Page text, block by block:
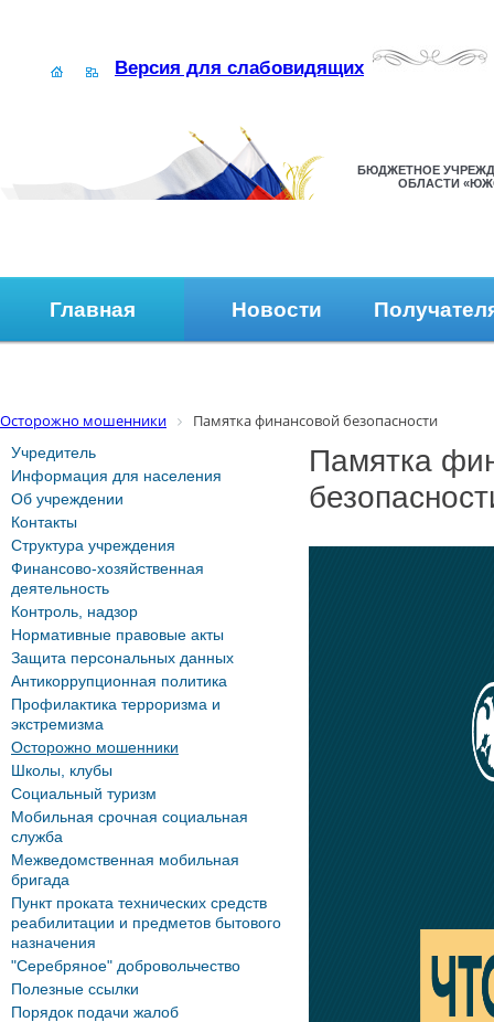
Версия для слабовидящих
БЮДЖЕТНОЕ
ОБЛАСТИ
Главная Новости
Осторожно мошенники Памятка финансовой безопасности
Памятка
Учредитель
Информация для населения
Об учреждении
Контакты
Структура учреждения
Финансово-хозяйственная
деятельность
Контроль, надзор
Нормативные правовые акты
Защита персональных данных
Антикоррупционная политика
Профилактика терроризма и
экстремизма
Осторожно мошенники
Школы, клубы
Социальный туризм
Мобильная срочная социальная
служба
Межведомственная мобильная
бригада
Пункт проката технических средств
реабилитации и предметов бытового
назначения
"Серебряное" добровольчество
Полезные ссылки
Порядок подачи жалоб